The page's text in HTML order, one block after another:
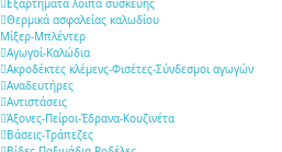
Θερμικά ασφαλείας καλωδίου
Μίξερ-Μπλέντερ
Αγωγοί-Καλώδια
Ακροδέκτες κλέμενς-Φισέτες-Σύνδεσμοι αγωγών
Αναδευτήρες
Αντιστάσεις
Άξονες-Πείροι-Έδρανα-Κουζινέτα
Βάσεις-Τράπεζες